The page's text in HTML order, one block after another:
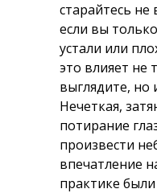
старайтесь не
если вы
устали или
это влияет не
выглядите, но
Нечеткая,
потирание
произвести
впечатление
практике